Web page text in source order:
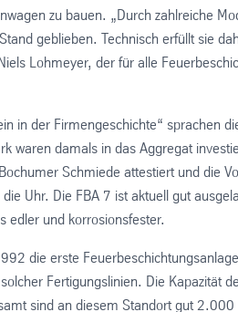
zu bauen. „Durch zahlreiche
geblieben. Technisch erfüllt sie
Lohmeyer, der für alle
in der Firmengeschichte“ sprachen
waren damals in das Aggregat
Schmiede attestiert und die
Uhr. Die FBA 7 ist aktuell gut
edler und korrosionsfester.
die erste
Fertigungslinien. Die Kapazität
sind an diesem Standort gut